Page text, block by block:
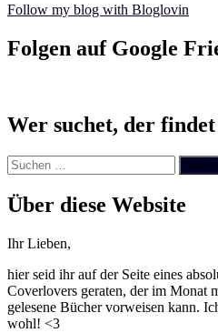
Follow my blog with Bloglovin
Folgen auf Google
Wer suchet, der findet
Suchen
nach:
Über diese Website
Ihr Lieben,
hier seid ihr auf der Seite eines
Coverlovers geraten, der im Monat
gelesene Bücher vorweisen kann.
wohl! <3